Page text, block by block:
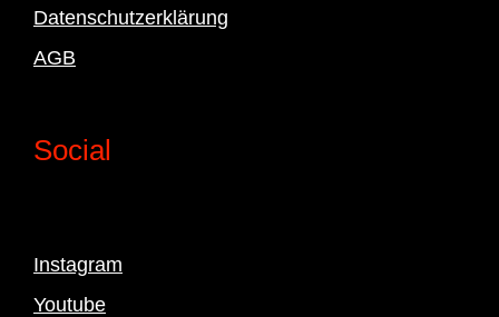
Datenschutzerklärung
AGB
Social
Instagram
Youtube